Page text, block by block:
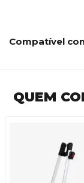
Compatível
QUEM